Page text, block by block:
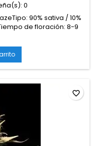
0
90% sativa / 10%
de floración: 8-9
en interior: 500-600
1000 g/planta (lista a
90-120 cm en
y sabores:...
favorite_border